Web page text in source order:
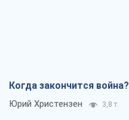
Когда закончится война?
Юрий Христензен 3,8 т.